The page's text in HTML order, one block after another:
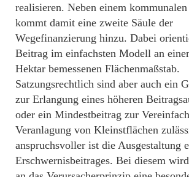
realisieren. Neben einem
kommt damit eine zweite Säule der
Wegefinanzierung hinzu. Dabei
Beitrag im einfachsten Modell an
Hektar bemessenen Flächenmaßstab.
Satzungsrechtlich sind aber auch ein
zur Erlangung eines höheren
oder ein Mindestbeitrag zur
Veranlagung von Kleinstflächen
anspruchsvoller ist die Ausgestaltung
Erschwernisbeitrages. Bei diesem